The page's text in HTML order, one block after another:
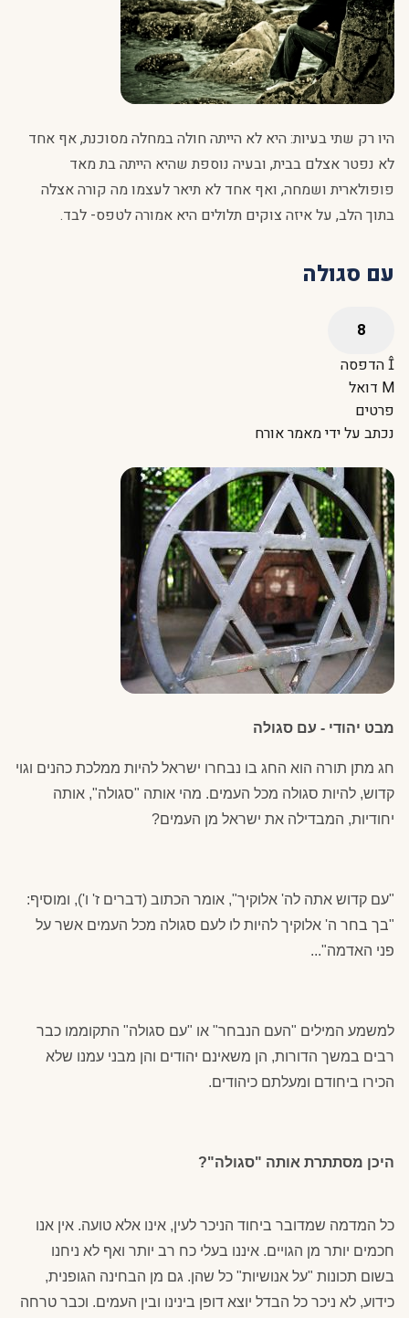
היו רק שתי בעיות: היא לא הייתה חולה במחלה מסוכנת, אף אחד
לא נפטר אצלם בבית, ובעיה נוספת שהיא הייתה בת מאד
פופולארית ושמחה, ואף אחד לא תיאר לעצמו מה קורה אצלה
בתוך הלב, על איזה צוקים תלולים היא אמורה לטפס- לבד.
עם סגולה
הדפסה
דואל
פרטים
נכתב על ידימאמר אורח
מבט יהודי - עם סגולה
חג מתן תורה הוא החג בו נבחרו ישראל להיות ממלכת כהנים וגוי
קדוש, להיות סגולה מכל העמים. מהי אותה "סגולה", אותה
יחודיות, המבדילה את ישראל מן העמים?
"עם קדוש אתה לה' אלוקיך", אומר הכתוב (דברים ז' ו'), ומוסיף:
"בך בחר ה' אלוקיך להיות לו לעם סגולה מכל העמים אשר על
פני האדמה"...
למשמע המילים "העם הנבחר" או "עם סגולה" התקוממו כבר
רבים במשך הדורות, הן משאינם יהודים והן מבני עמנו שלא
הכירו ביחודם ומעלתם כיהודים.
היכן מסתתרת אותה "סגולה"?
כל המדמה שמדובר ביחוד הניכר לעין, אינו אלא טועה. אין אנו
חכמים יותר מן הגויים. איננו בעלי כח רב יותר ואף לא ניחנו
בשום תכונות "על אנושיות" כל שהן. גם מן הבחינה הגופנית,
כידוע, לא ניכר כל הבדל יוצא דופן בינינו ובין העמים. וכבר טרחה